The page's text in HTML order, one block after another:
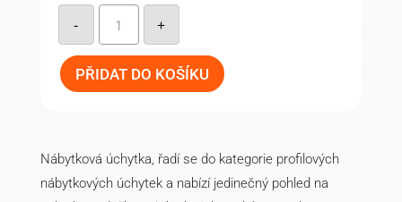
-
Nábytková
úchytka
Lamezia
chrom
lesk
445
mm
množství
+
PŘIDAT DO KOŠÍKU
Nábytková úchytka, řadí se do kategorie profilových
nábytkových úchytek a nabízí jedinečný pohled na